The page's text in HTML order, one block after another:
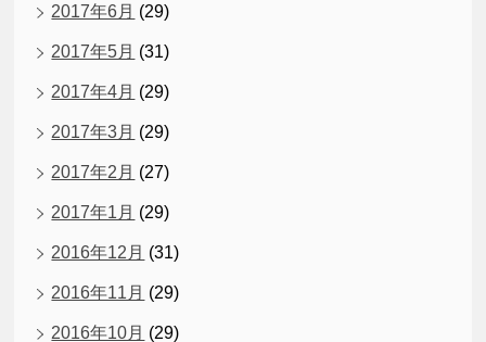
2017年6月 (29)
2017年5月 (31)
2017年4月 (29)
2017年3月 (29)
2017年2月 (27)
2017年1月 (29)
2016年12月 (31)
2016年11月 (29)
2016年10月 (29)